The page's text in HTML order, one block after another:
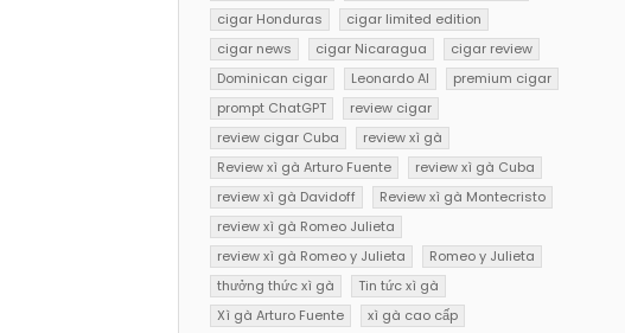
cigar Honduras
cigar limited edition
cigar news
cigar Nicaragua
cigar review
Dominican cigar
Leonardo AI
premium cigar
prompt ChatGPT
review cigar
review cigar Cuba
review xì gà
Review xì gà Arturo Fuente
review xì gà Cuba
review xì gà Davidoff
Review xì gà Montecristo
review xì gà Romeo Julieta
review xì gà Romeo y Julieta
Romeo y Julieta
thưởng thức xì gà
Tin tức xì gà
Xì gà Arturo Fuente
xì gà cao cấp